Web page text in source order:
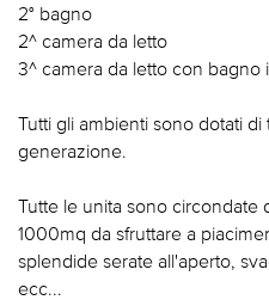
2° bagno
2^ camera da letto
3^ camera da letto con bagno
Tutti gli ambienti sono dotati di
generazione.
Tutte le unita sono circondate
1000mq da sfruttare a
splendide serate all'aperto,
ecc...